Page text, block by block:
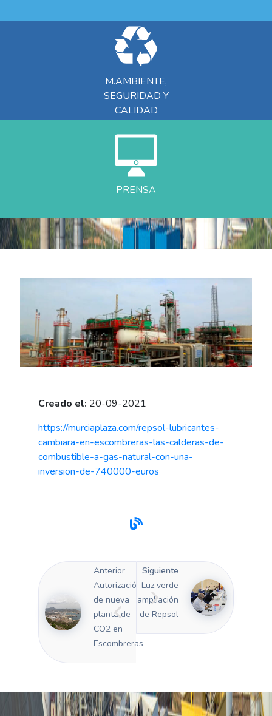
M.AMBIENTE,
SEGURIDAD Y
CALIDAD
PRENSA
Creado el: 20-09-2021
https://murciaplaza.com/repsol-lubricantes-
cambiara-en-escombreras-las-calderas-de-
combustible-a-gas-natural-con-una-
inversion-de-740000-euros
Anterior
Autorización
de nueva
planta de
CO2 en
Escombreras
Siguiente
Luz verde
ampliación
de Repsol